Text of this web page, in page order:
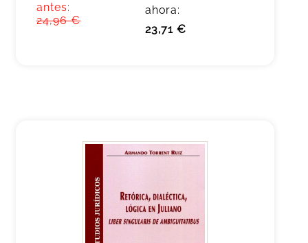
antes:
24,96 €
ahora:
23,71 €